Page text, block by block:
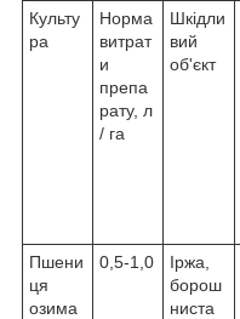
Культу
ра
Норма
витрат
и
препа
рату, л
/ га
Шкідли
вий
об'єкт
Пшени
ця
озима
0,5-1,0
Іржа,
борош
ниста